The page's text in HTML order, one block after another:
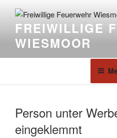
FREIWILLIGE
WIESMOOR
Person unter
eingeklemmt